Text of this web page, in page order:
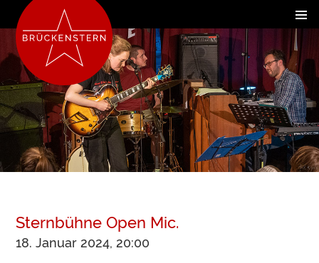
Sternbühne Open Mic.
18. Januar 2024, 20:00